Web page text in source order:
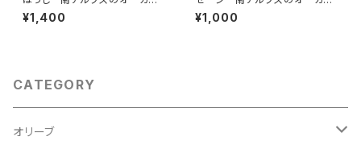
ク・オリーブリーフティー
¥1,400
ック・ドライハーブ
¥1,000
CATEGORY
オリーブ